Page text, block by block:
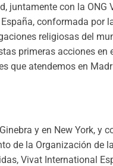
juntamente con la ONG
conformada por
religiosas del
primeras acciones en
que atendemos en
y en New York, y
de la Organización de
Vivat International